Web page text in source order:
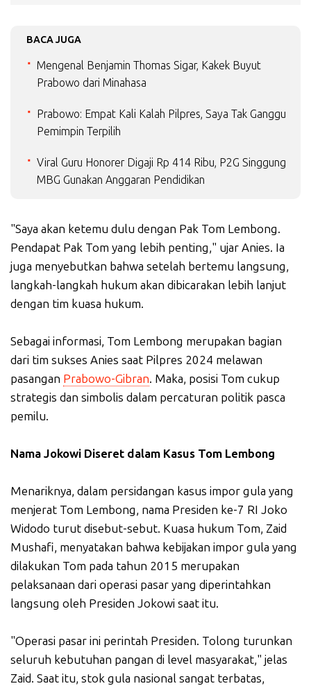
BACA JUGA
Mengenal Benjamin Thomas Sigar, Kakek Buyut
Prabowo dari Minahasa
Prabowo: Empat Kali Kalah Pilpres, Saya Tak Ganggu
Pemimpin Terpilih
Viral Guru Honorer Digaji Rp 414 Ribu, P2G Singgung
MBG Gunakan Anggaran Pendidikan
"Saya akan ketemu dulu dengan Pak Tom Lembong.
Pendapat Pak Tom yang lebih penting," ujar Anies. Ia
juga menyebutkan bahwa setelah bertemu langsung,
langkah-langkah hukum akan dibicarakan lebih lanjut
dengan tim kuasa hukum.
Sebagai informasi, Tom Lembong merupakan bagian
dari tim sukses Anies saat Pilpres 2024 melawan
pasangan Prabowo-Gibran. Maka, posisi Tom cukup
strategis dan simbolis dalam percaturan politik pasca
pemilu.
Nama Jokowi Diseret dalam Kasus Tom Lembong
Menariknya, dalam persidangan kasus impor gula yang
menjerat Tom Lembong, nama Presiden ke-7 RI Joko
Widodo turut disebut-sebut. Kuasa hukum Tom, Zaid
Mushafi, menyatakan bahwa kebijakan impor gula yang
dilakukan Tom pada tahun 2015 merupakan
pelaksanaan dari operasi pasar yang diperintahkan
langsung oleh Presiden Jokowi saat itu.
"Operasi pasar ini perintah Presiden. Tolong turunkan
seluruh kebutuhan pangan di level masyarakat," jelas
Zaid. Saat itu, stok gula nasional sangat terbatas,